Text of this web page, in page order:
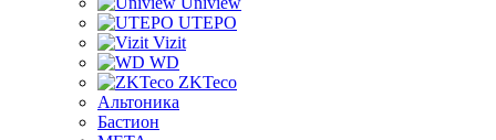
UTEPO
Vizit
WD
ZKTeco
Альтоника
Бастион